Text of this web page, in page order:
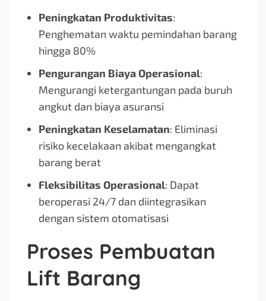
Peningkatan Produktivitas:
Penghematan waktu pemindahan barang
hingga 80%
Pengurangan Biaya Operasional:
Mengurangi ketergantungan pada buruh
angkut dan biaya asuransi
Peningkatan Keselamatan: Eliminasi
risiko kecelakaan akibat mengangkat
barang berat
Fleksibilitas Operasional: Dapat
beroperasi 24/7 dan diintegrasikan
dengan sistem otomatisasi
Proses Pembuatan
Lift Barang